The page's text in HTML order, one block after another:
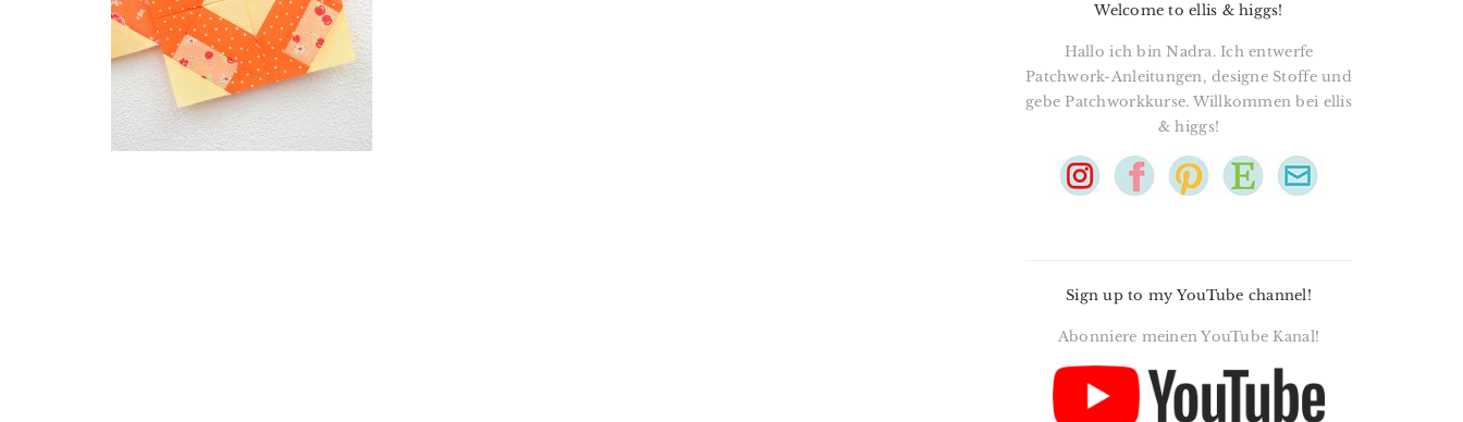
Welcome to ellis & higgs!
Hallo ich bin Nadra. Ich entwerfe
Patchwork-Anleitungen, designe Stoffe und
gebe Patchworkkurse. Willkommen bei ellis
& higgs!
Sign up to my YouTube channel!
Abonniere meinen YouTube Kanal!